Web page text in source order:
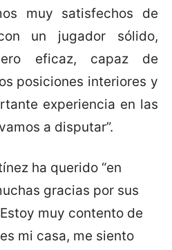
muy satisfechos de
un jugador sólido,
eficaz, capaz de
posiciones interiores y
experiencia en las
a disputar”.
ha querido “en
gracias por sus
muy contento de
mi casa, me siento